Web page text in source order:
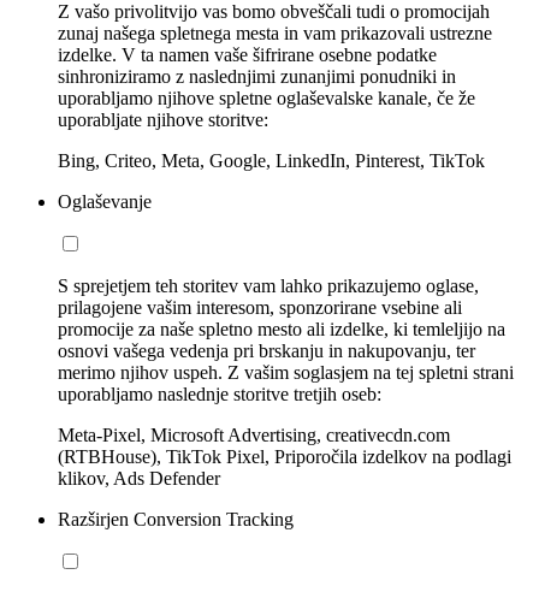
Z vašo privolitvijo vas bomo obveščali tudi o promocijah
zunaj našega spletnega mesta in vam prikazovali ustrezne
izdelke. V ta namen vaše šifrirane osebne podatke
sinhroniziramo z naslednjimi zunanjimi ponudniki in
uporabljamo njihove spletne oglaševalske kanale, če že
uporabljate njihove storitve:
Bing, Criteo, Meta, Google, LinkedIn, Pinterest, TikTok
Oglaševanje
S sprejetjem teh storitev vam lahko prikazujemo oglase,
prilagojene vašim interesom, sponzorirane vsebine ali
promocije za naše spletno mesto ali izdelke, ki temleljijo na
osnovi vašega vedenja pri brskanju in nakupovanju, ter
merimo njihov uspeh. Z vašim soglasjem na tej spletni strani
uporabljamo naslednje storitve tretjih oseb:
Meta-Pixel, Microsoft Advertising, creativecdn.com
(RTBHouse), TikTok Pixel, Priporočila izdelkov na podlagi
klikov, Ads Defender
Razširjen Conversion Tracking